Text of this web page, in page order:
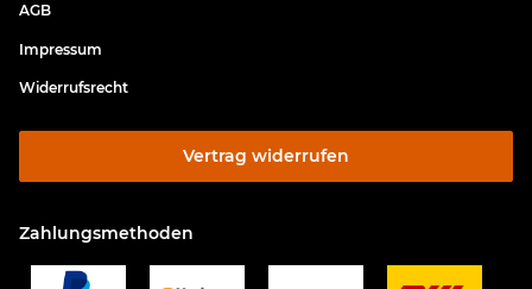
AGB
Impressum
Widerrufsrecht
Vertrag widerrufen
Zahlungsmethoden